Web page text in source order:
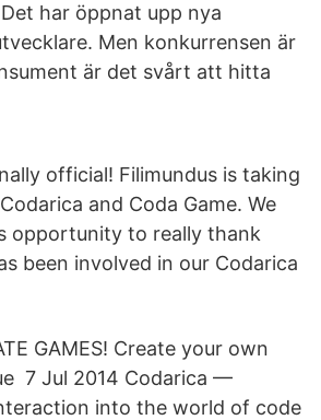
har öppnat upp nya
Men konkurrensen är
är det svårt att hitta
official! Filimundus is taking
and Coda Game. We
opportunity to really thank
been involved in our Codarica
GAMES! Create your own
7 Jul 2014 Codarica —
into the world of code